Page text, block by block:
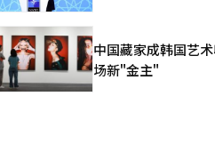
中国藏家成韩国艺
场新"金主"